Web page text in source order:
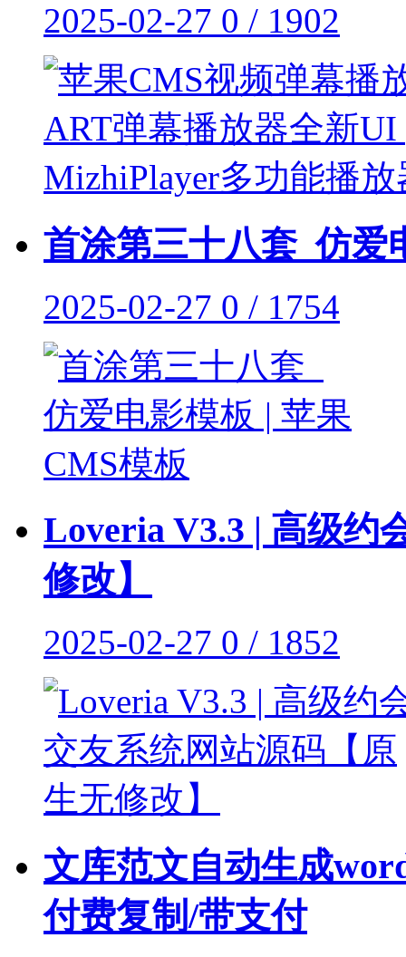
2025-02-27 0 / 1902
首涂第三十八套_仿爱
2025-02-27 0 / 1754
Loveria V3.3 | 高级约
修改】
2025-02-27 0 / 1852
文库范文自动生成
付费复制/带支付